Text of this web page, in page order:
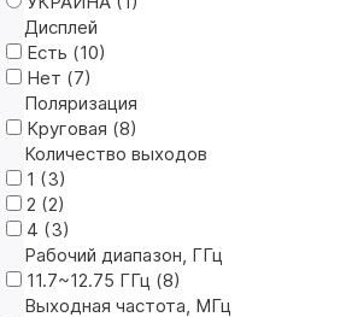
Дисплей
Есть (10)
Нет (7)
Поляризация
Круговая (8)
Количество выходов
1 (3)
2 (2)
4 (3)
Рабочий диапазон, ГГц
11.7~12.75 ГГц (8)
Выходная частота, МГц